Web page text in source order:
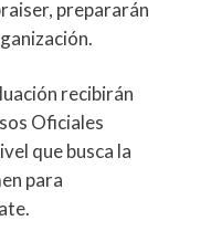
prepararán
recibirán
Oficiales
que busca la
para